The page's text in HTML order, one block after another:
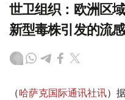
世卫组织：欧洲区
新型毒株引发的流
（哈萨克国际通讯社讯）